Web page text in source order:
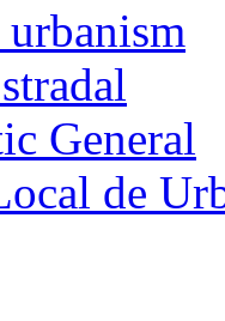
General
de